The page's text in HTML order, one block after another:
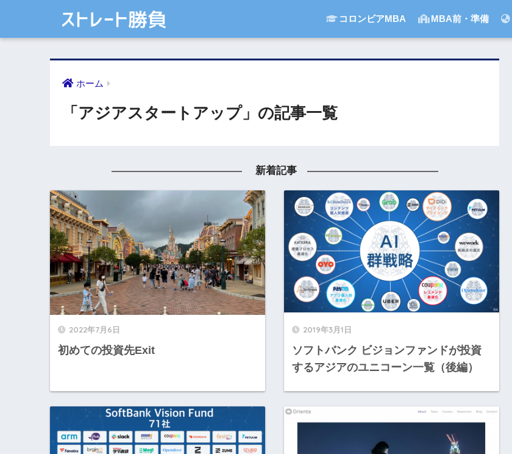
コロンビアMBA MBA前・準備
ホーム
「アジアスタートアップ」の記事一覧
新着記事
2022年7月6日
初めての投資先Exit
2019年3月1日
ソフトバンク ビジョンファンドが投資
するアジアのユニコーン一覧（後編）